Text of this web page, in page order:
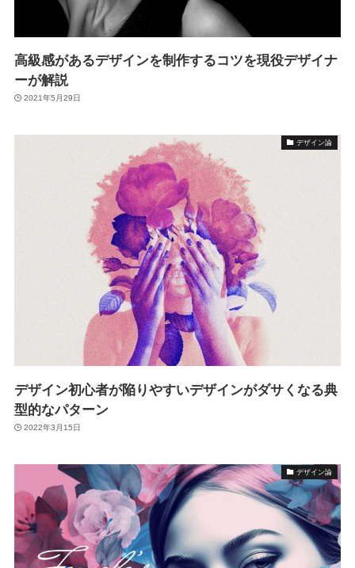
高級感があるデザインを制作するコツを現役デザイナ
ーが解説
2021年5月29日
デザイン論
デザイン初心者が陥りやすいデザインがダサくなる典
型的なパターン
2022年3月15日
デザイン論